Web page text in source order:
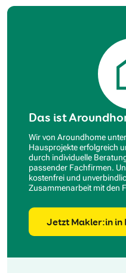
Das ist
Wir von Aroundhome
Hausprojekte erfolgreich
durch individuelle
passender Fachfirmen.
kostenfrei und
Zusammenarbeit mit den
Jetzt Makler:in in